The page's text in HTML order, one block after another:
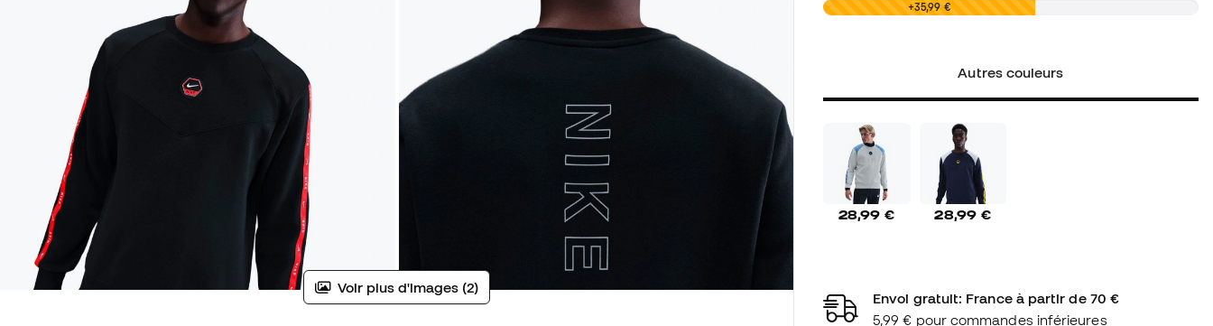
Voir plus d'images (2)
0,00 € +35,99 €
Autres couleurs
28,99 € 28,99 €
Envoi gratuit: France à partir de 70 €
5,99 € pour commandes inférieures